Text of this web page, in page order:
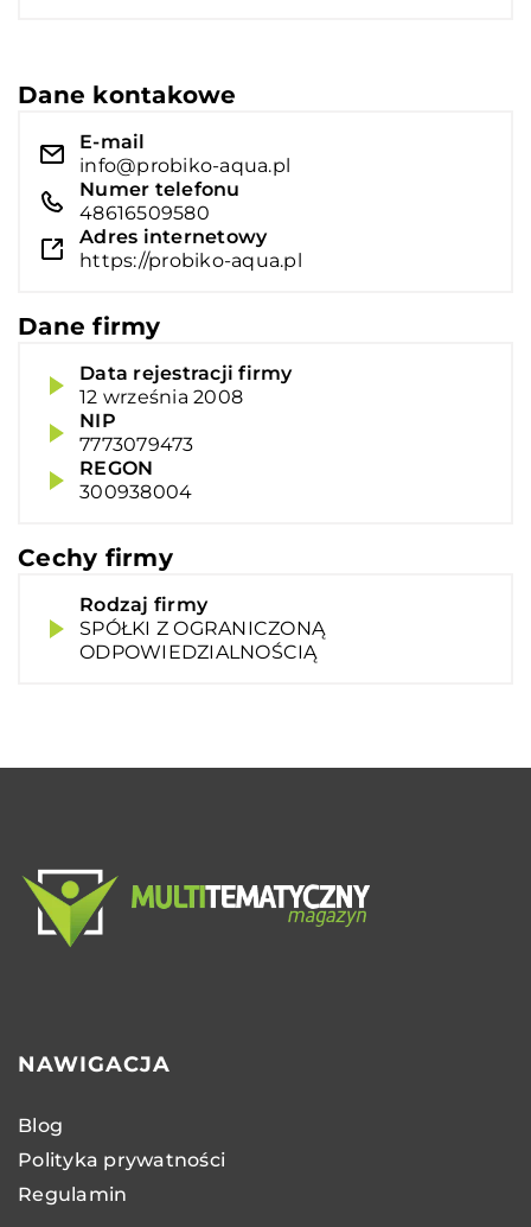
Dane kontakowe
E-mail
info@probiko-aqua.pl
Numer telefonu
48616509580
Adres internetowy
https://probiko-aqua.pl
Dane firmy
Data rejestracji firmy
12 września 2008
NIP
7773079473
REGON
300938004
Cechy firmy
Rodzaj firmy
SPÓŁKI Z OGRANICZONĄ
ODPOWIEDZIALNOŚCIĄ
NAWIGACJA
Blog
Polityka prywatności
Regulamin